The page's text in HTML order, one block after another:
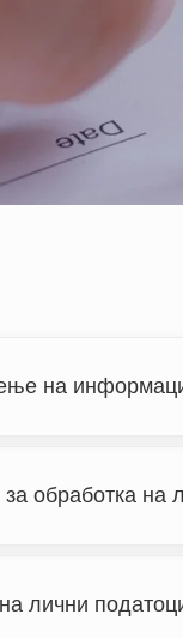
на
обработка на
лични